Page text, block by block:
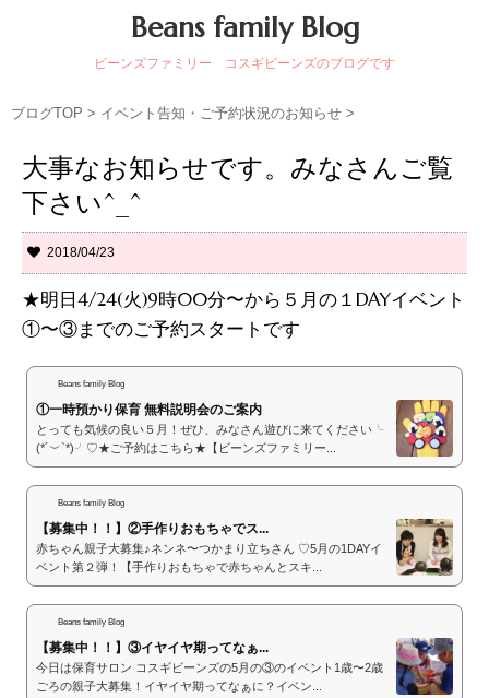
Beans family Blog
ビーンズファミリー コスギビーンズのブログです
ブログTOP > イベント告知・ご予約状況のお知らせ >
大事なお知らせです。みなさんご覧
下さい^_^
2018/04/23
★明日4/24(火)9時00分〜から５月の１DAYイベント
①〜③までのご予約スタートです
Beans family Blog
①一時預かり保育 無料説明会のご案内
とっても気候の良い５月！ぜひ、みなさん遊びに来てください╰
(*´︶`*)╯♡★ご予約はこちら★【ビーンズファミリー...
Beans family Blog
【募集中！！】②手作りおもちゃでス...
赤ちゃん親子大募集♪ネンネ〜つかまり立ちさん ♡5月の1DAYイ
ベント第２弾！【手作りおもちゃで赤ちゃんとスキ...
Beans family Blog
【募集中！！】③イヤイヤ期ってなぁ...
今日は保育サロン コスギビーンズの5月の③のイベント1歳〜2歳
ごろの親子大募集！イヤイヤ期ってなぁに？イベン...